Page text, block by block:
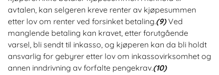
avtalen, kan selgeren kreve renter av kjøpesummen
etter lov om renter ved forsinket betaling.(9)Ved
manglende betaling kan kravet, etter forutgående
varsel, bli sendt til inkasso, og kjøperen kan da bli holdt
ansvarlig for gebyrer etter lov om inkassovirksomhet og
annen inndrivning av forfalte pengekrav.(10)